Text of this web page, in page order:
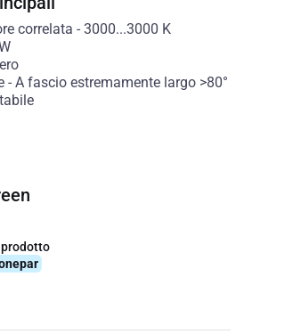
correlata - 3000...3000 K
- A fascio estremamente largo >80°